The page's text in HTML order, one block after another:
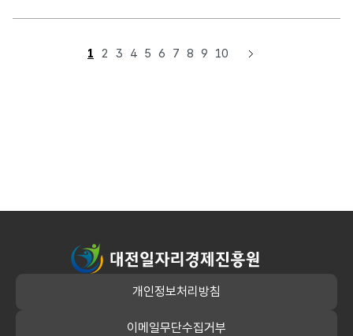
1 2 3 4 5 6 7 8 9 10
대전일자리경제진흥원
개인정보처리방침
이메일무단수집거부